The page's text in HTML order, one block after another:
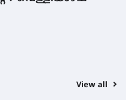
View all
പൊരുതി
സ്‌ക്രീൻ ചെയ്യുന്നു